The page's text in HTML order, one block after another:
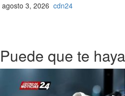
agosto 3, 2026 cdn24
Puede que te